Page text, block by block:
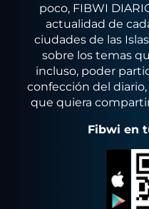
poco, FIBWI
actualidad de
ciudades de las
sobre los temas
incluso, poder
confección del
que quiera
Fibwi en